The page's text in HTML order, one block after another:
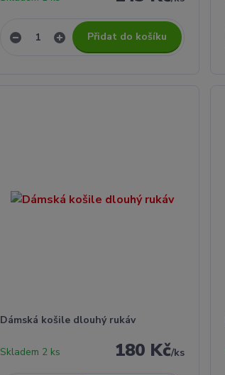
Přidat do košíku
Dámská košile dlouhý rukáv
180 Kč/ks
Skladem 2 ks